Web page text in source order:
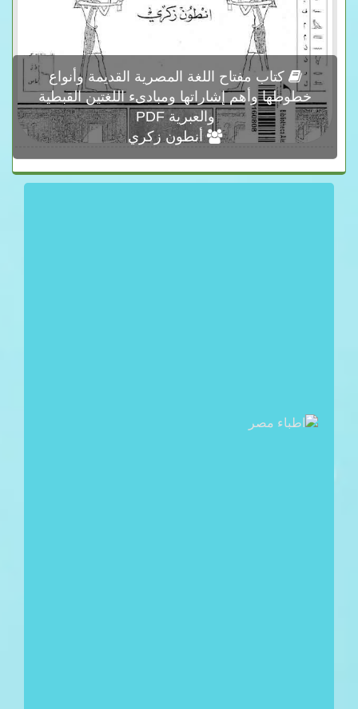
كتاب مفتاح اللغة المصرية القديمة وأنواع
خطوطها وأهم إشاراتها ومبادىء اللغتين القبطية
والعبرية PDF
أنطون زكري